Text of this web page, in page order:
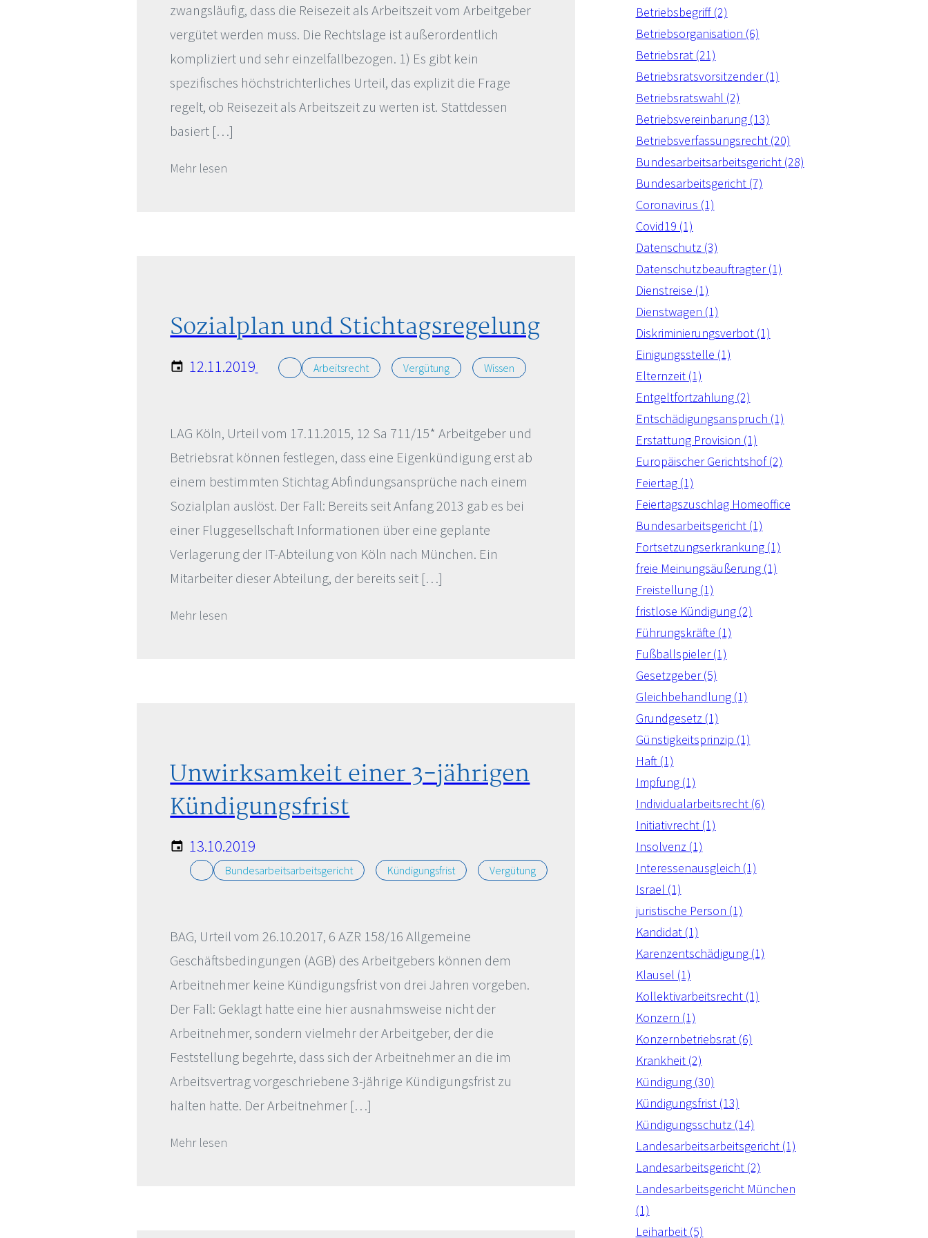
zwangsläufig, dass die Reisezeit als Arbeitszeit vom Arbeitgeber
vergütet werden muss. Die Rechtslage ist außerordentlich
kompliziert und sehr einzelfallbezogen. 1) Es gibt kein
spezifisches höchstrichterliches Urteil, das explizit die Frage
regelt, ob Reisezeit als Arbeitszeit zu werten ist. Stattdessen
basiert […]
Mehr lesen
Sozialplan und Stichtagsregelung
12.11.2019 Arbeitsrecht Vergütung Wissen
LAG Köln, Urteil vom 17.11.2015, 12 Sa 711/15* Arbeitgeber und
Betriebsrat können festlegen, dass eine Eigenkündigung erst ab
einem bestimmten Stichtag Abfindungsansprüche nach einem
Sozialplan auslöst. Der Fall: Bereits seit Anfang 2013 gab es bei
einer Fluggesellschaft Informationen über eine geplante
Verlagerung der IT-Abteilung von Köln nach München. Ein
Mitarbeiter dieser Abteilung, der bereits seit […]
Mehr lesen
Unwirksamkeit einer 3-jährigen
Kündigungsfrist
13.10.2019
Bundesarbeitsarbeitsgericht Kündigungsfrist Vergütung
BAG, Urteil vom 26.10.2017, 6 AZR 158/16 Allgemeine
Geschäftsbedingungen (AGB) des Arbeitgebers können dem
Arbeitnehmer keine Kündigungsfrist von drei Jahren vorgeben.
Der Fall: Geklagt hatte eine hier ausnahmsweise nicht der
Arbeitnehmer, sondern vielmehr der Arbeitgeber, der die
Feststellung begehrte, dass sich der Arbeitnehmer an die im
Arbeitsvertrag vorgeschriebene 3-jährige Kündigungsfrist zu
halten hatte. Der Arbeitnehmer […]
Mehr lesen
Betriebsbegriff (2)
Betriebsorganisation (6)
Betriebsrat (21)
Betriebsratsvorsitzender (1)
Betriebsratswahl (2)
Betriebsvereinbarung (13)
Betriebsverfassungsrecht (20)
Bundesarbeitsarbeitsgericht (28)
Bundesarbeitsgericht (7)
Coronavirus (1)
Covid19 (1)
Datenschutz (3)
Datenschutzbeauftragter (1)
Dienstreise (1)
Dienstwagen (1)
Diskriminierungsverbot (1)
Einigungsstelle (1)
Elternzeit (1)
Entgeltfortzahlung (2)
Entschädigungsanspruch (1)
Erstattung Provision (1)
Europäischer Gerichtshof (2)
Feiertag (1)
Feiertagszuschlag Homeoffice
Bundesarbeitsgericht (1)
Fortsetzungserkrankung (1)
freie Meinungsäußerung (1)
Freistellung (1)
fristlose Kündigung (2)
Führungskräfte (1)
Fußballspieler (1)
Gesetzgeber (5)
Gleichbehandlung (1)
Grundgesetz (1)
Günstigkeitsprinzip (1)
Haft (1)
Impfung (1)
Individualarbeitsrecht (6)
Initiativrecht (1)
Insolvenz (1)
Interessenausgleich (1)
Israel (1)
juristische Person (1)
Kandidat (1)
Karenzentschädigung (1)
Klausel (1)
Kollektivarbeitsrecht (1)
Konzern (1)
Konzernbetriebsrat (6)
Krankheit (2)
Kündigung (30)
Kündigungsfrist (13)
Kündigungsschutz (14)
Landesarbeitsarbeitsgericht (1)
Landesarbeitsgericht (2)
Landesarbeitsgericht München
(1)
Leiharbeit (5)